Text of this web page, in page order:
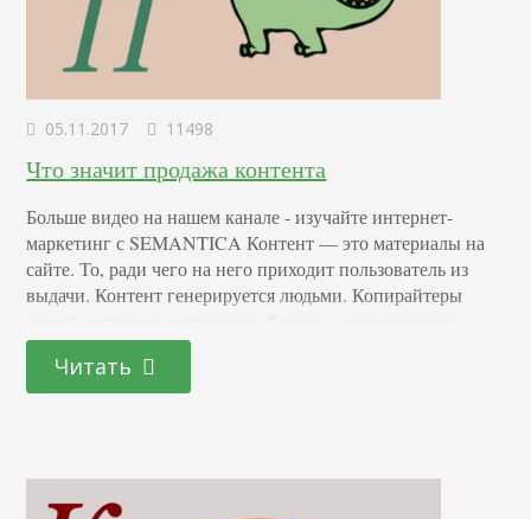
05.11.2017 11498
Что значит продажа контента
Больше видео на нашем канале - изучайте интернет-
маркетинг с SEMANTICA Контент — это материалы на
сайте. То, ради чего на него приходит пользователь из
выдачи. Контент генерируется людьми. Копирайтеры
пишут авторские материалы, блогеры снимают свои
ролики. Копирайтеру принадлежит та статья, которую он
написал. Блогеру — его ролик. Но закон регламентирует
продажу интеллектуальной собственности. И человек
Читать